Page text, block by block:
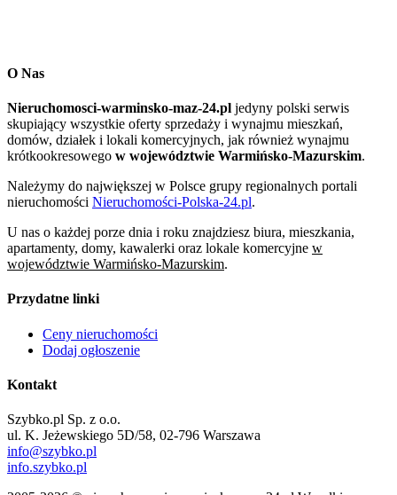
O Nas
Nieruchomosci-warminsko-maz-24.pl jedyny polski serwis
skupiający wszystkie oferty sprzedaży i wynajmu mieszkań,
domów, działek i lokali komercyjnych, jak również wynajmu
krótkookresowego w województwie Warmińsko-Mazurskim.
Należymy do największej w Polsce grupy regionalnych portali
nieruchomości Nieruchomości-Polska-24.pl.
U nas o każdej porze dnia i roku znajdziesz biura, mieszkania,
apartamenty, domy, kawalerki oraz lokale komercyjne w
województwie Warmińsko-Mazurskim.
Przydatne linki
Ceny nieruchomości
Dodaj ogłoszenie
Kontakt
Szybko.pl Sp. z o.o.
ul. K. Jeżewskiego 5D/58, 02-796 Warszawa
info@szybko.pl
info.szybko.pl